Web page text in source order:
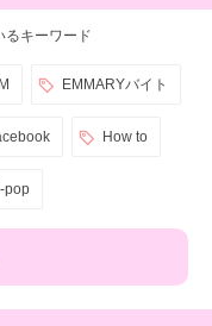
るキーワード
EMMARYバイト
How to
pop